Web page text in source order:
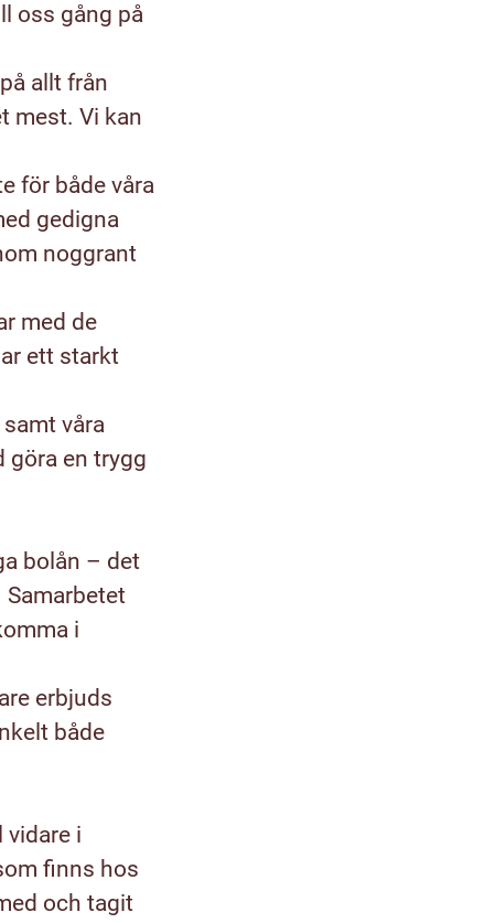
oss gång på
allt från
mest. Vi kan
för både våra
gedigna
noggrant
med de
ett starkt
våra
göra en trygg
bolån – det
i
erbjuds
både
vidare i
finns hos
och tagit